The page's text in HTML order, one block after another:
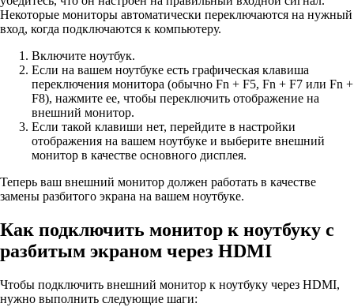
Некоторые мониторы автоматически переключаются на нужный
вход, когда подключаются к компьютеру.
Включите ноутбук.
Если на вашем ноутбуке есть графическая клавиша
переключения монитора (обычно Fn + F5, Fn + F7 или Fn +
F8), нажмите ее, чтобы переключить отображение на
внешний монитор.
Если такой клавиши нет, перейдите в настройки
отображения на вашем ноутбуке и выберите внешний
монитор в качестве основного дисплея.
Теперь ваш внешний монитор должен работать в качестве
замены разбитого экрана на вашем ноутбуке.
Как подключить монитор к ноутбуку с
разбитым экраном через HDMI
Чтобы подключить внешний монитор к ноутбуку через HDMI,
нужно выполнить следующие шаги: